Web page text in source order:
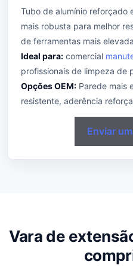
Tubo de alumínio reforçado
mais robusta para melhor
de ferramentas mais
Ideal para: comercial
profissionais de limpeza de
Opções OEM: Parede mais
resistente, aderência
Enviar
Vara de